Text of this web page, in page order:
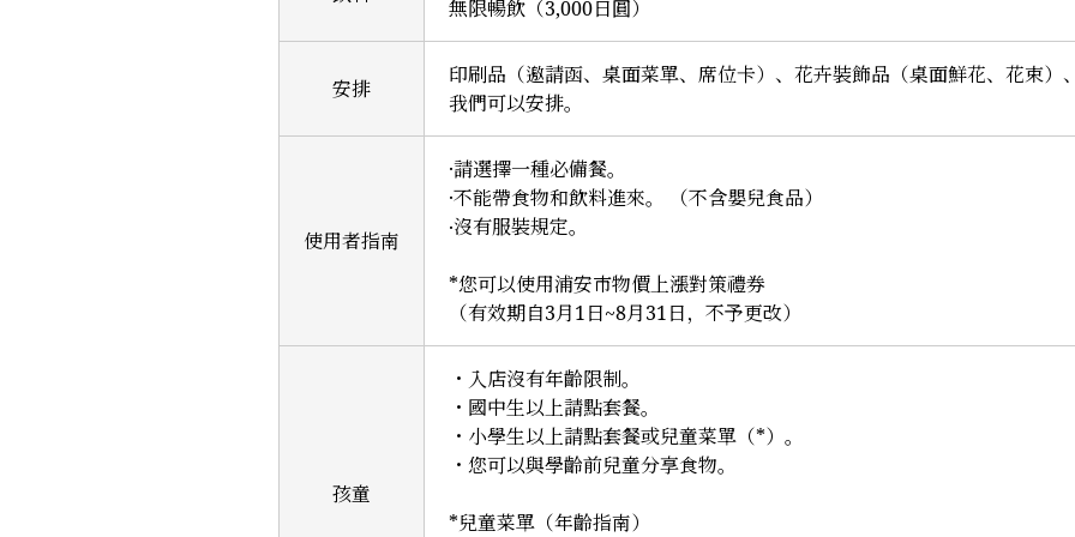
無限暢飲（3,000日圓）
安排
印刷品（邀請函、桌面菜單、席位卡）、花卉裝飾品（桌面鮮花、花束）
我們可以安排。
使用者指南
·請選擇一種必備餐。
·不能帶食物和飲料進來。 （不含嬰兒食品）
‧沒有服裝規定。
*您可以使用浦安市物價上漲對策禮券
（有效期自3月1日~8月31日，不予更改）
孩童
・入店沒有年齡限制。
・國中生以上請點套餐。
・小學生以上請點套餐或兒童菜單（*）。
・您可以與學齡前兒童分享食物。
*兒童菜單（年齡指南）